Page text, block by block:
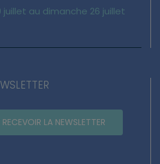
juillet au dimanche 26 juillet
RECEVOIR LA NEWSLETTER